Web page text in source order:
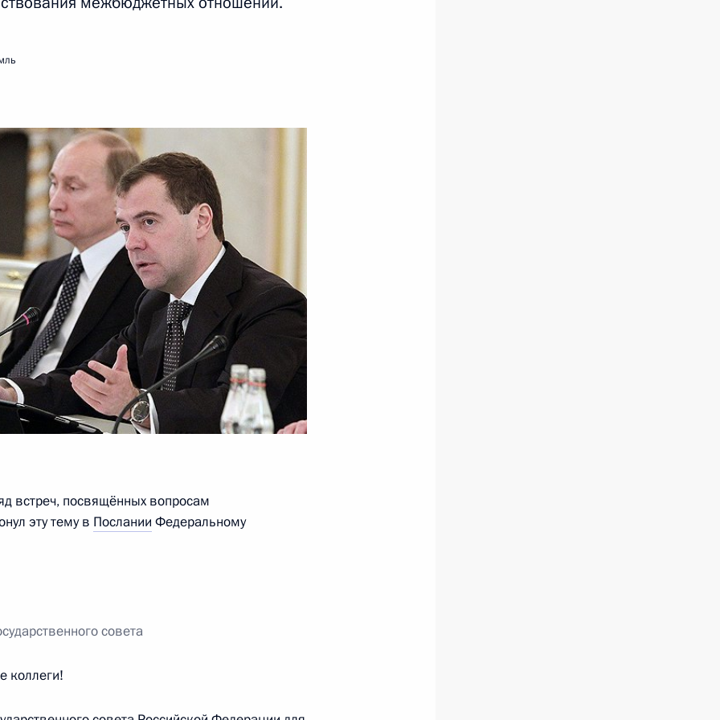
Послания
России в Совете
Олега Кувшинникова
области
принимаемых для
в Восточной Сибири
встреч, посвящённых вопросам
эту тему в Послании Федеральному
совета
коллеги!